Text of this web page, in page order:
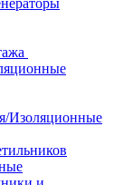
Изоляционные